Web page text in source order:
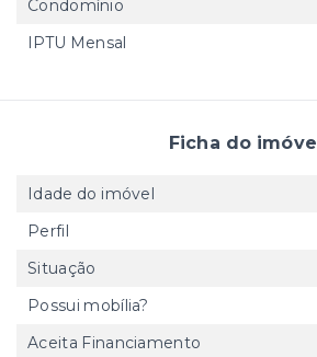
Condomínio
IPTU Mensal
Ficha do imóvel
Idade do imóvel
Perfil
Situação
Possui mobília?
Aceita Financiamento